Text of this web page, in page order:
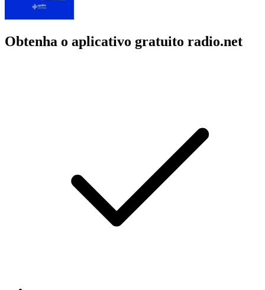
Obtenha o aplicativo gratuito radio.net